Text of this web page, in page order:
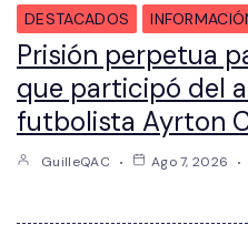
DESTACADOS
Prisión perpetua
que participó del
futbolista Ayrton
GuilleQAC Ago 7, 2026